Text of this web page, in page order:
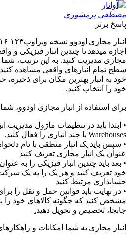
مصطفی برمشوری
پاسخ برتر
اجازه میدهد تا چندین انبار فیزیکی و
مجازی مدیریت کنید. به این ترتیب، شما
سطح تمام انبارهای واقعی مشاهده
خود به انبار بهترین مکان برای ذخیره،
خود را انتخاب کنید.
برای استفاده از انبار مجازی اودوو،
Warehouses یا چند انباری را فعال کنید.
• سپس باید یک انبار منطقی با نام
عنوان یک انبار مجازی تعریف کنید
• بعد باید چندین انبار فیزیکی را به
خود تعریف کنید و هر یک را به یک
حسابداری مرتبط کنید
• در نهایت باید قوانین حمل و نقل را
مشخص کنید که چگونه کالاهای خود را
جابجا، تخصیص و تحویل دهید.
انبار مجازی به شما امکانات و